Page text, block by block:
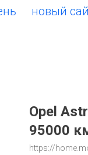
новый сайт
Opel
95000
https://